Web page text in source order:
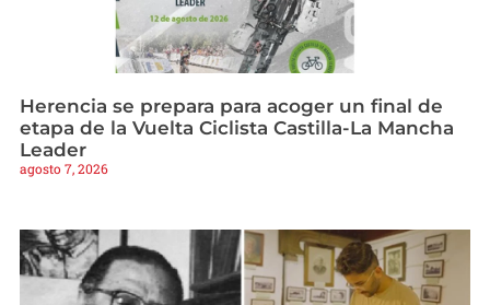
Herencia se prepara para acoger un final de
etapa de la Vuelta Ciclista Castilla-La Mancha
Leader
agosto 7, 2026